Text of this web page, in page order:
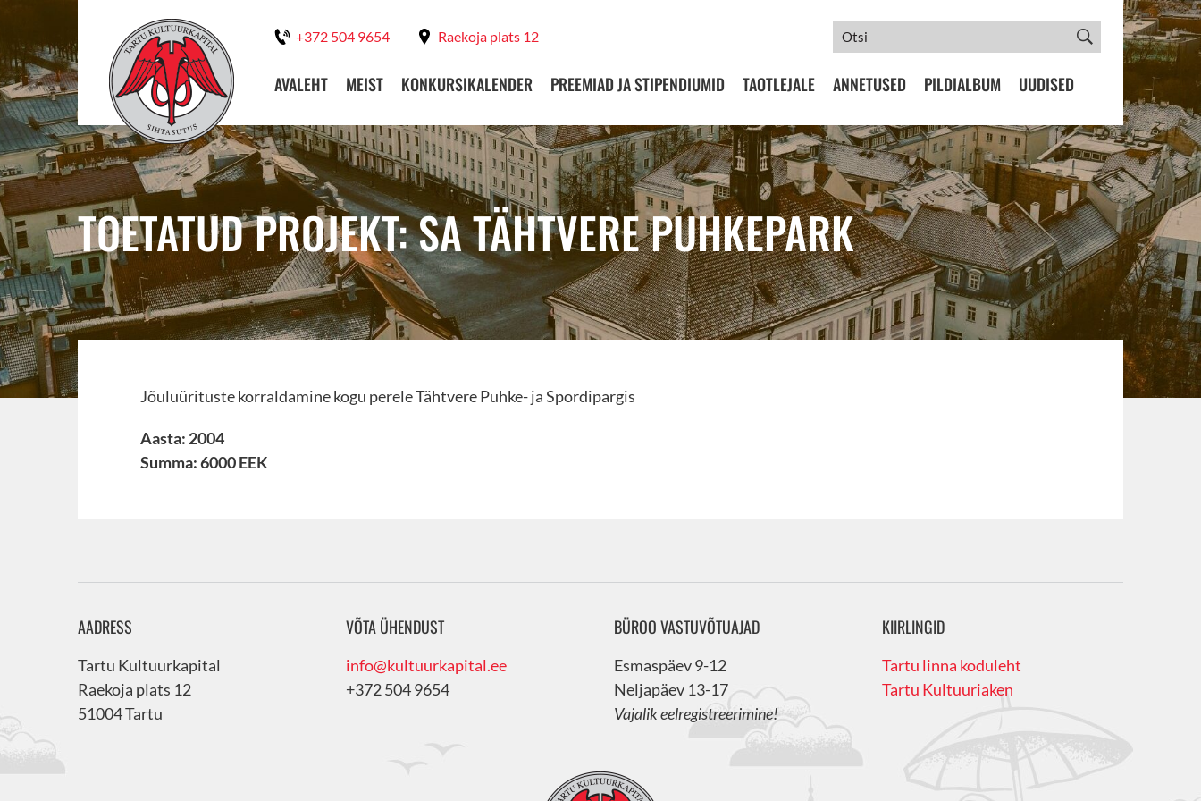
+372 504 9654 Raekoja plats 12
AVALEHT MEIST KONKURSIKALENDER PREEMIAD JA STIPENDIUMID TAOTLEJALE ANNETUSED PILDIALBUM UUDISED
TOETATUD PROJEKT: SA TÄHTVERE PUHKEPARK
Jõuluürituste korraldamine kogu perele Tähtvere Puhke- ja Spordipargis
Aasta: 2004
Summa: 6000 EEK
AADRESS
Tartu Kultuurkapital
Raekoja plats 12
51004 Tartu
VÕTA ÜHENDUST
info@kultuurkapital.ee
+372 504 9654
BÜROO VASTUVÕTUAJAD
Esmaspäev 9-12
Neljapäev 13-17
Vajalik eelregistreerimine!
KIIRLINGID
Tartu linna koduleht
Tartu Kultuuriaken